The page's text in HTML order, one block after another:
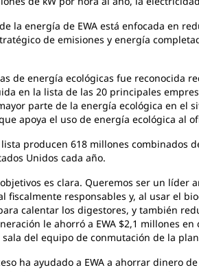
la energía de EWA está enfocada en
de emisiones y energía
de energía ecológicas fue reconocida
en la lista de las 20 principales
parte de la energía ecológica en el
apoya el uso de energía ecológica al
producen 618 millones combinados
Unidos cada año.
es clara. Queremos ser un
fiscalmente responsables y, al usar el
calentar los digestores, y también
le ahorró a EWA $2,1 millones
del equipo de conmutación de la
ha ayudado a EWA a ahorrar dinero